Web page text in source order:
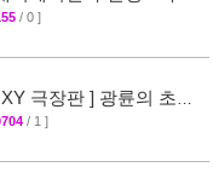
/ 0 ]
극장판 ] 광륜의 초마
[47]/ 1 ]